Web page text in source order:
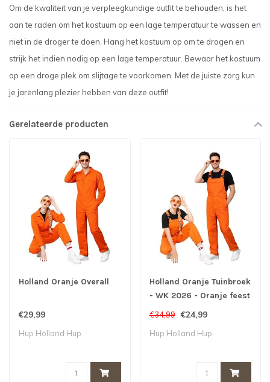
Om de kwaliteit van je verpleegkundige outfit te behouden, is het
aan te raden om het kostuum op een lage temperatuur te wassen en
niet in de droger te doen. Hang het kostuum op om te drogen en
strijk het indien nodig op een lage temperatuur. Bewaar het kostuum
op een droge plek om slijtage te voorkomen. Met de juiste zorg kun
je jarenlang plezier hebben van deze outfit!
Gerelateerde producten
Holland Oranje Overall
€29,99
Hup Holland Hup
Holland Oranje Tuinbroek
- WK 2026 - Oranje feest
- Koningsdag
€34,99 €24,99
Hup Holland Hup